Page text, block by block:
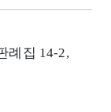
례집 14-2,